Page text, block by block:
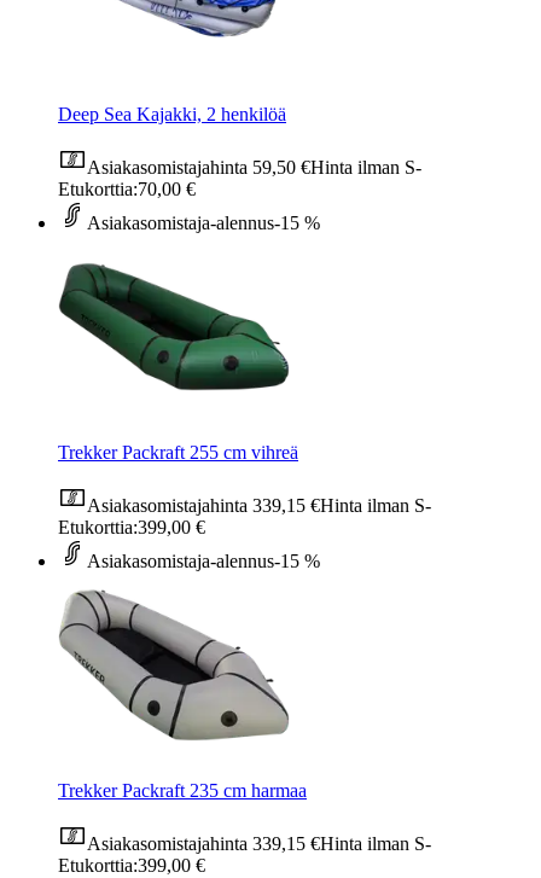
Deep Sea Kajakki, 2 henkilöä
Asiakasomistajahinta 59,50 €Hinta ilman S-
Etukorttia:70,00 €
Asiakasomistaja-alennus-15 %
Trekker Packraft 255 cm vihreä
Asiakasomistajahinta 339,15 €Hinta ilman S-
Etukorttia:399,00 €
Asiakasomistaja-alennus-15 %
Trekker Packraft 235 cm harmaa
Asiakasomistajahinta 339,15 €Hinta ilman S-
Etukorttia:399,00 €